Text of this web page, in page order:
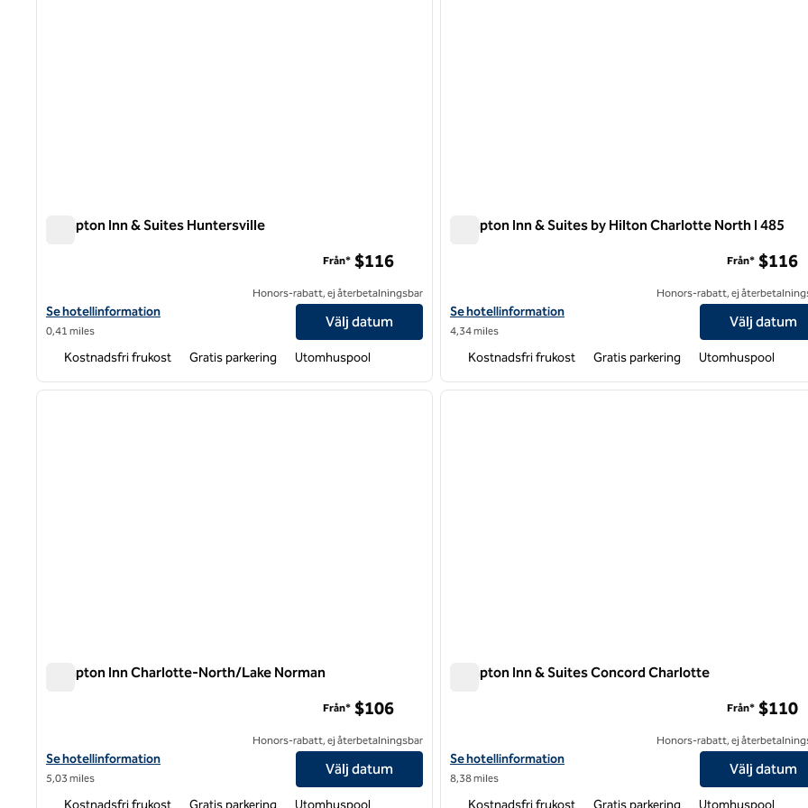
Hampton Inn & Suites Huntersville
Visa hotelluppgifter för Hampton Inn & Suites Huntersville
Se hotellinformation
0,41 miles
Från* $116
Honors-rabatt, ej återbetalningsbar
Välj datum
Kostnadsfri frukost Gratis parkering Utomhuspool
Hampton Inn & Suites by Hilton Charlotte North I 485
Visa hotelluppgifter för Hampton Inn & Suites by Hilton
Se hotellinformation
4,34 miles
Från* $116
Honors-rabatt, ej
Välj datum
Kostnadsfri frukost Gratis parkering Utomhuspool
1 av 12
nästa bild
Hampton Inn Charlotte-North/Lake Norman
Visa hotelldetaljer för Hampton Inn Charlotte-North/Lake Norman
Se hotellinformation
5,03 miles
Från* $106
Honors-rabatt, ej återbetalningsbar
Välj datum
1 av 12
Hampton Inn & Suites Concord Charlotte
Visa hotelldetaljer för Hampton Inn & Suites Concord Charlotte
Se hotellinformation
8,38 miles
Från* $110
Honors-rabatt, ej
Välj datum